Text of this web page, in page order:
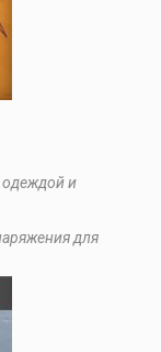
одеждой и
для